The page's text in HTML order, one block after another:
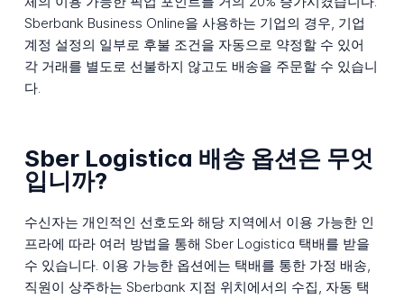
Sberbank Business Online을 사용하는 기업의 경우, 기업
계정 설정의 일부로 후불 조건을 자동으로 약정할 수 있어
각 거래를 별도로 선불하지 않고도 배송을 주문할 수 있습니
다.
Sber Logistica 배송 옵션은 무엇
입니까?
수신자는 개인적인 선호도와 해당 지역에서 이용 가능한 인
프라에 따라 여러 방법을 통해 Sber Logistica 택배를 받을
수 있습니다. 이용 가능한 옵션에는 택배를 통한 가정 배송,
직원이 상주하는 Sberbank 지점 위치에서의 수집, 자동 택